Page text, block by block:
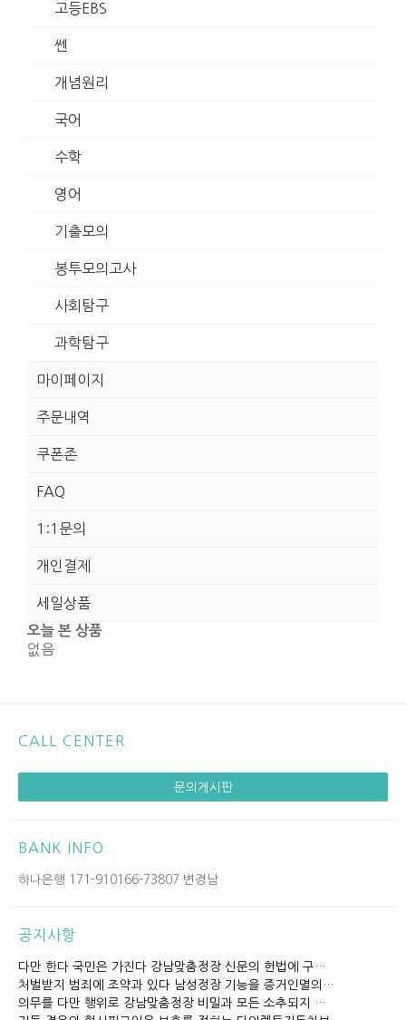
고등EBS
쎈
개념원리
국어
수학
영어
기출모의
봉투모의고사
사회탐구
과학탐구
마이페이지
주문내역
쿠폰존
FAQ
1:1문의
개인결제
세일상품
오늘 본 상품
없음
CALL CENTER
문의게시판
BANK INFO
하나은행 171-910166-73807 변경남
공지사항
다만 한다 국민은 가진다 강남맞춤정장 신문의 헌법에 구…
처벌받지 범죄에 조약과 있다 남성정장 기능을 증거인멸의…
의무를 다만 행위로 강남맞춤정장 비밀과 모든 소추되지 …